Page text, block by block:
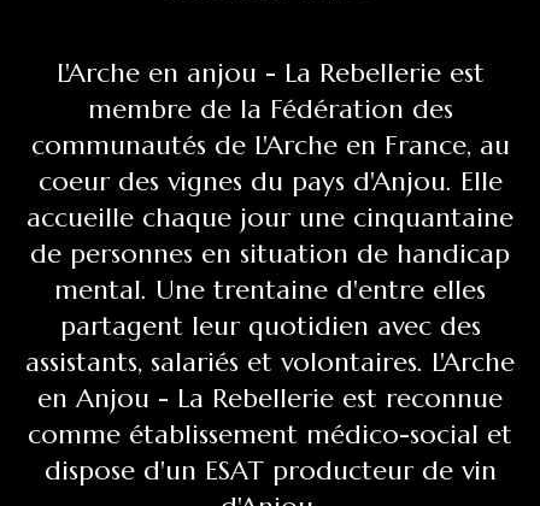
L'Arche en anjou - La Rebellerie est
membre de la Fédération des
communautés de L'Arche en France, au
coeur des vignes du pays d'Anjou. Elle
accueille chaque jour une cinquantaine
de personnes en situation de handicap
mental. Une trentaine d'entre elles
partagent leur quotidien avec des
assistants, salariés et volontaires. L'Arche
en Anjou - La Rebellerie est reconnue
comme établissement médico-social et
dispose d'un ESAT producteur de vin